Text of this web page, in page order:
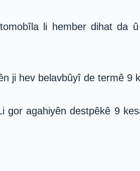
li hember dihat da
ji hev belavbûyî de termê 9
gor agahiyên destpêkê 9